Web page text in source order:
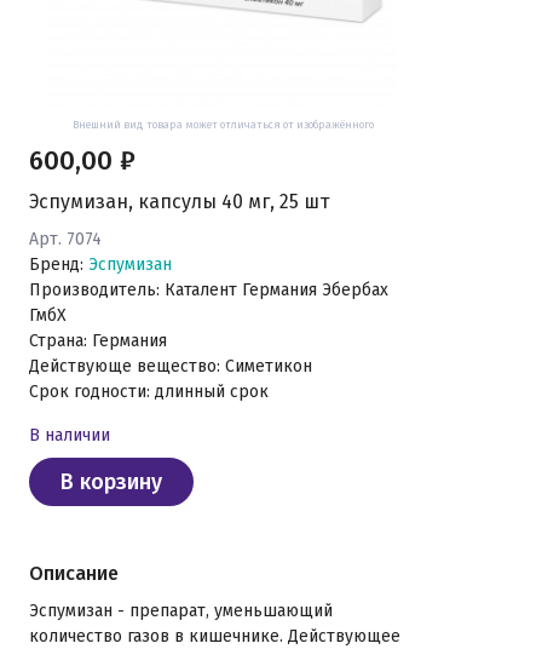
Внешний вид товара может отличаться от изображённого
Эспумизан, капсулы 40 мг, 25 шт
Арт. 7074
Бренд: Эспумизан
Производитель: Каталент Германия Эбербах
ГмбХ
Страна: Германия
Действующе вещество: Симетикон
Срок годности: длинный срок
600,00 ₽
В наличии
В корзину
Описание
Эспумизан - препарат, уменьшающий
количество газов в кишечнике. Действующее